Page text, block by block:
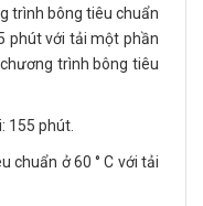
trình bông tiêu chuẩn
phút với tải một phần
trình bông tiêu
155 phút.
chuẩn ở 60 ° C với tải